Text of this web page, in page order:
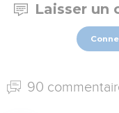
Laisser un
90